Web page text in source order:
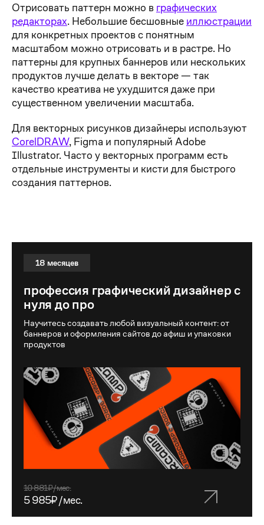
Отрисовать паттерн можно в графических
редакторах. Небольшие бесшовные иллюстрации
для конкретных проектов с понятным
масштабом можно отрисовать и в растре. Но
паттерны для крупных баннеров или нескольких
продуктов лучше делать в векторе — так
качество креатива не ухудшится даже при
существенном увеличении масштаба.
Для векторных рисунков дизайнеры используют
CorelDRAW, Figma и популярный Adobe
Illustrator. Часто у векторных программ есть
отдельные инструменты и кисти для быстрого
создания паттернов.
профессия графический дизайнер с нуля до
18 месяцев
профессия графический дизайнер с
нуля до про
Научитесь создавать любой визуальный контент: от
баннеров и оформления сайтов до афиш и упаковки
продуктов
10 881₽/мес.
5 985₽/мес.